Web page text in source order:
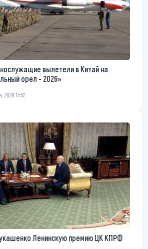
вылетели в Китай на
орел - 2026»
2026 14:52
Ленинскую премию ЦК КПРФ